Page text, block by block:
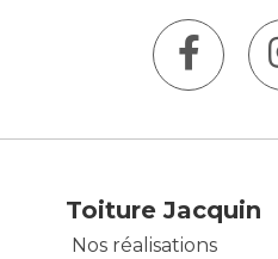
Toiture Jacquin
Nos réalisations